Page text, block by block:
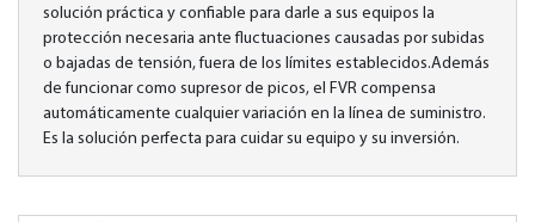
solución práctica y confiable para darle a sus equipos la
protección necesaria ante fluctuaciones causadas por subidas
o bajadas de tensión, fuera de los límites establecidos.Además
de funcionar como supresor de picos, el FVR compensa
automáticamente cualquier variación en la línea de suministro.
Es la solución perfecta para cuidar su equipo y su inversión.